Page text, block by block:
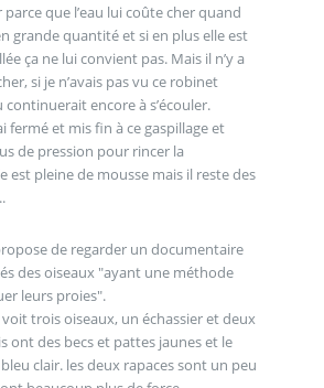
que l’eau lui coûte cher quand
grande quantité et si en plus elle est
ça ne lui convient pas. Mais il n’y a
si je n’avais pas vu ce robinet
encore à s’écouler.
fermé et mis fin à ce gaspillage et
de pression pour rincer la
est pleine de mousse mais il reste des
de regarder un documentaire
des oiseaux "ayant une méthode
leurs proies".
trois oiseaux, un échassier et deux
ont des becs et pattes jaunes et le
clair. les deux rapaces sont un peu